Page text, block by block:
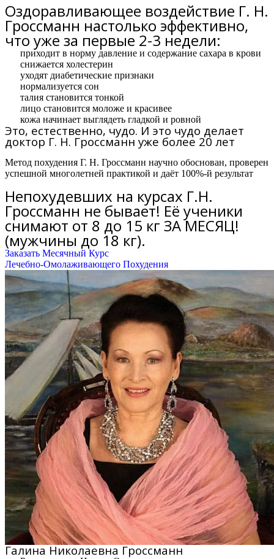
Оздоравливающее воздействие Г. Н.
Гроссманн настолько эффективно,
что уже за первые 2-3 недели:
приходит в норму давление и содержание сахара в крови
снижается холестерин
уходят диабетические признаки
нормализуется сон
талия становится тонкой
лицо становится моложе и красивее
кожа начинает выглядеть гладкой и ровной
Это, естественно, чудо. И это чудо делает
доктор Г. Н. Гроссманн уже более 20 лет
Метод похудения Г. Н. Гроссманн научно обоснован, проверен
успешной многолетней практикой и даёт 100%-й результат
Непохудевших на курсах Г.Н.
Гроссманн не бывает! Её ученики
снимают от 8 до 15 кг ЗА МЕСЯЦ!
(мужчины до 18 кг).
Заказать Месячный Курс
Лечебно-Омолаживающего Похудения
Галина Николаевна Гроссманн